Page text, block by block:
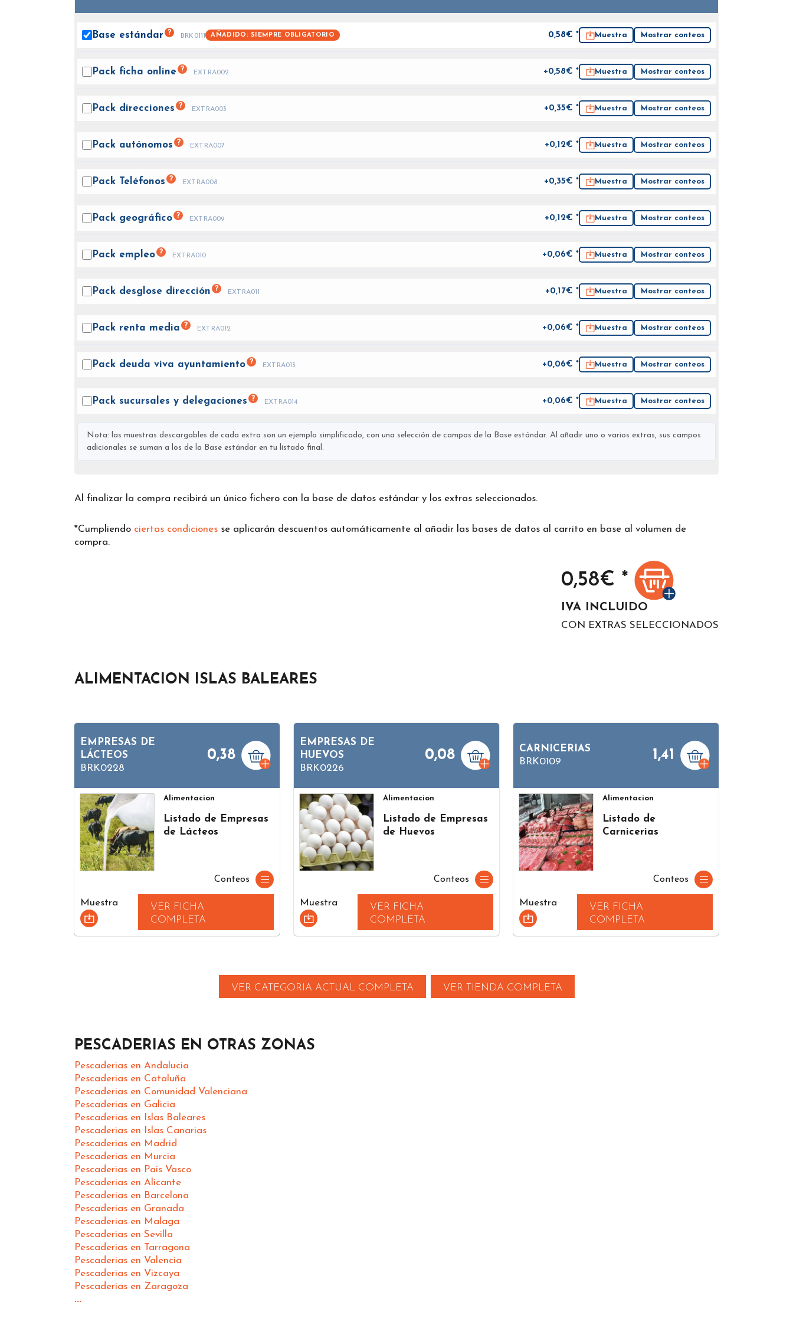
Base estándar ? BRK0111 AÑADIDO: SIEMPRE OBLIGATORIO 0,58€ * Muestra Mostrar conteos
Pack ficha online ? EXTRA002 +0,58€ * Muestra Mostrar conteos
Pack direcciones ? EXTRA003 +0,35€ * Muestra Mostrar conteos
Pack autónomos ? EXTRA007 +0,12€ * Muestra Mostrar conteos
Pack Teléfonos ? EXTRA008 +0,35€ * Muestra Mostrar conteos
Pack geográfico ? EXTRA009 +0,12€ * Muestra Mostrar conteos
Pack empleo ? EXTRA010 +0,06€ * Muestra Mostrar conteos
Pack desglose dirección ? EXTRA011 +0,17€ * Muestra Mostrar conteos
Pack renta media ? EXTRA012 +0,06€ * Muestra Mostrar conteos
Pack deuda viva ayuntamiento ? EXTRA013 +0,06€ * Muestra Mostrar conteos
Pack sucursales y delegaciones ? EXTRA014 +0,06€ * Muestra Mostrar conteos
Nota: las muestras descargables de cada extra son un ejemplo simplificado, con una selección de campos de la Base estándar. Al añadir uno o varios extras, sus campos
adicionales se suman a los de la Base estándar en tu listado final.
Al finalizar la compra recibirá un único fichero con la base de datos estándar y los extras seleccionados.
*Cumpliendo ciertas condiciones se aplicarán descuentos automáticamente al añadir las bases de datos al carrito en base al volumen de
compra.
0,58€ *
IVA INCLUIDO
CON EXTRAS SELECCIONADOS
ALIMENTACION ISLAS BALEARES
EMPRESAS DE
LÁCTEOS
BRK0228
0,38
Alimentacion
Listado de Empresas
de Lácteos
Conteos
Muestra
VER FICHA
COMPLETA
EMPRESAS DE
HUEVOS
BRK0226
0,08
Alimentacion
Listado de Empresas
de Huevos
Conteos
Muestra
VER FICHA
COMPLETA
CARNICERIAS
BRK0109
1,41
Alimentacion
Listado de
Carnicerias
Conteos
Muestra
VER FICHA
COMPLETA
VER CATEGORIA ACTUAL COMPLETA VER TIENDA COMPLETA
PESCADERIAS EN OTRAS ZONAS
Pescaderias en Andalucia
Pescaderias en Cataluña
Pescaderias en Comunidad Valenciana
Pescaderias en Galicia
Pescaderias en Islas Baleares
Pescaderias en Islas Canarias
Pescaderias en Madrid
Pescaderias en Murcia
Pescaderias en Pais Vasco
Pescaderias en Alicante
Pescaderias en Barcelona
Pescaderias en Granada
Pescaderias en Malaga
Pescaderias en Sevilla
Pescaderias en Tarragona
Pescaderias en Valencia
Pescaderias en Vizcaya
Pescaderias en Zaragoza
...